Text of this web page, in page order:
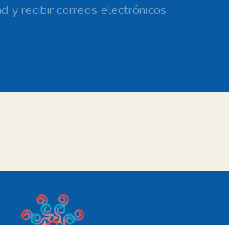
y recibir correos electrónicos.